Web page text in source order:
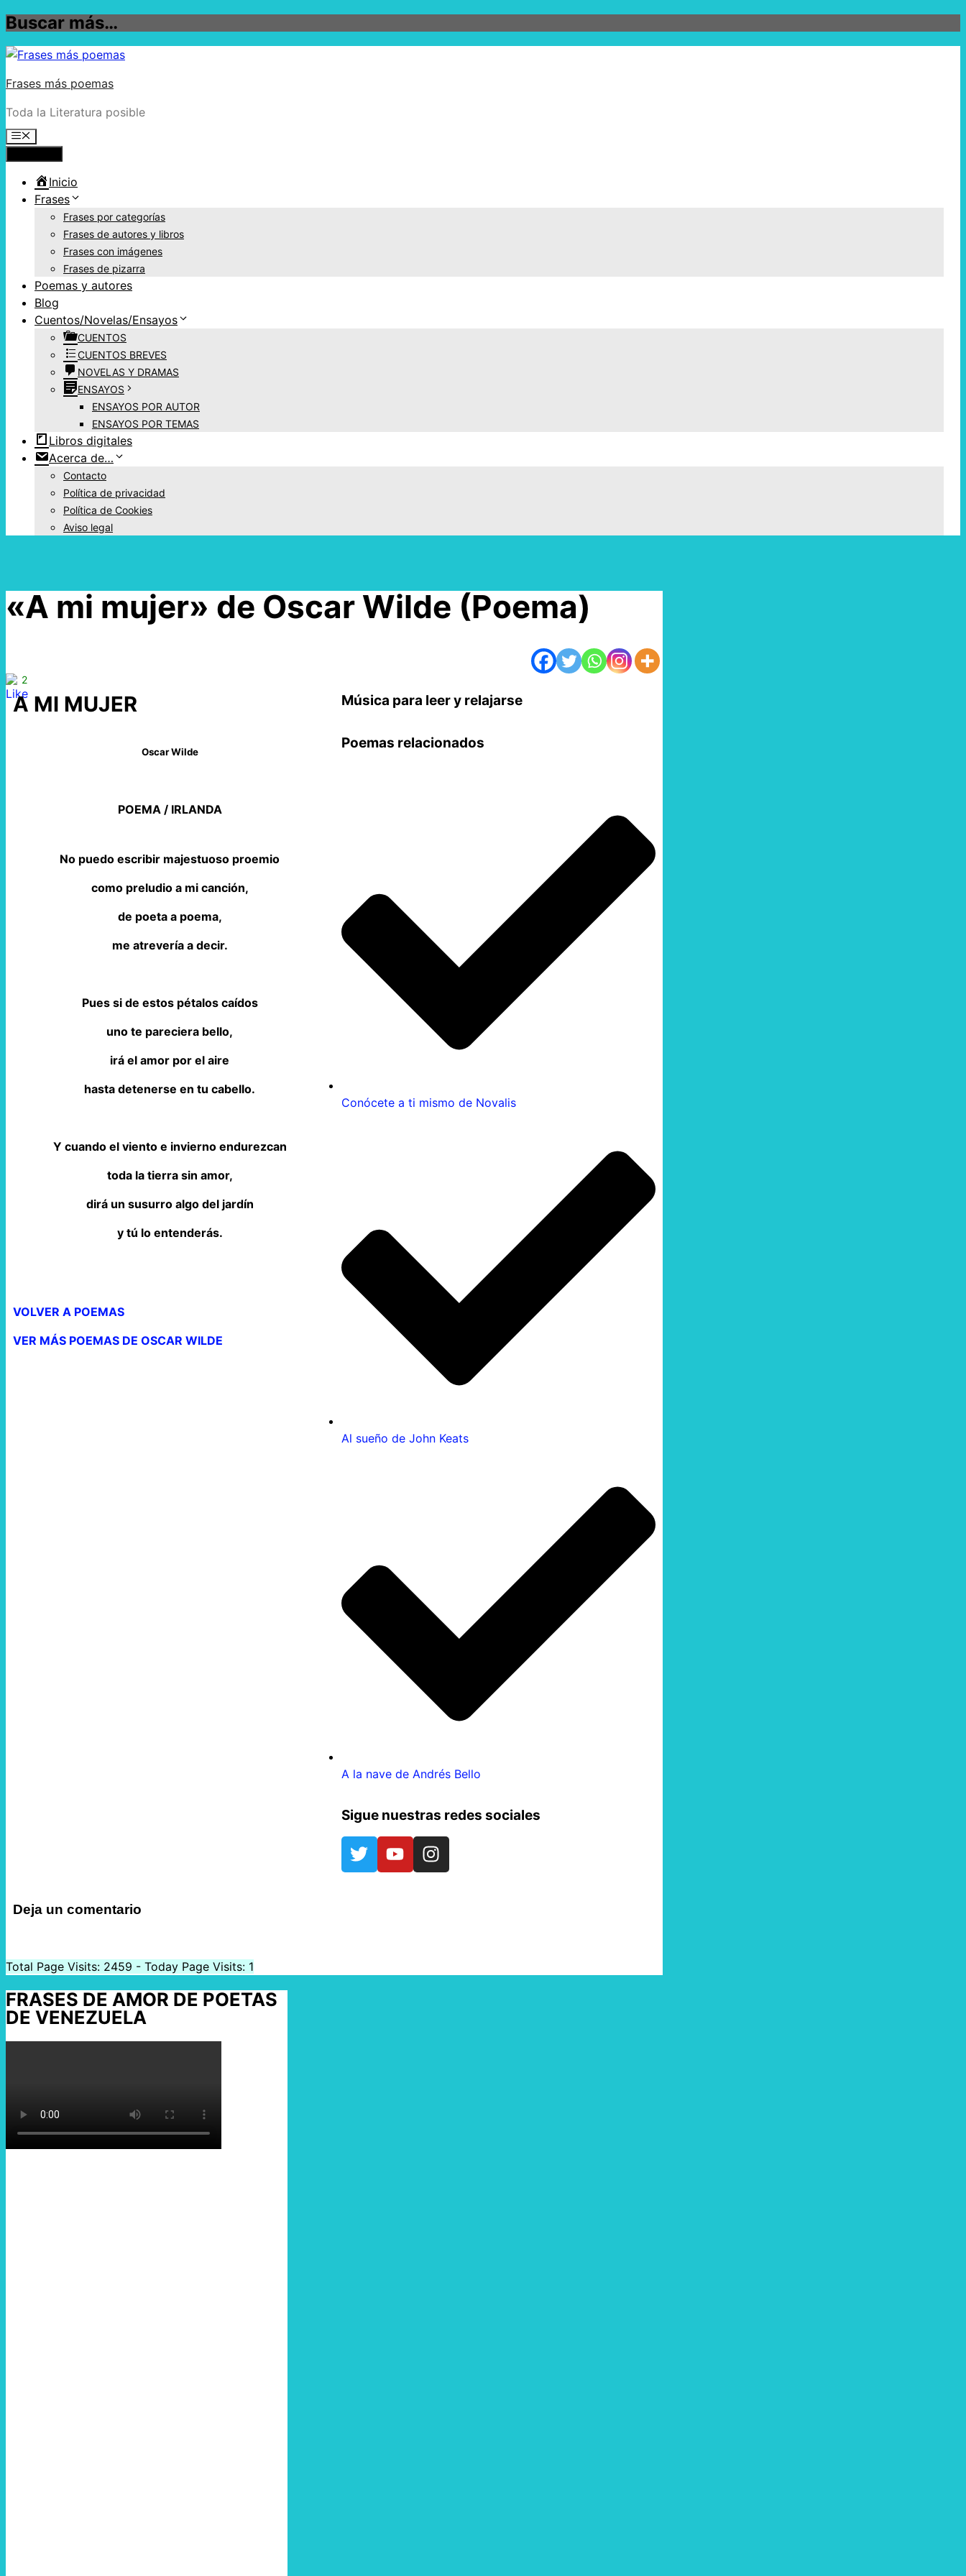
Buscar más…
Frases más poemas
Toda la Literatura posible
Inicio
Frases
Frases por categorías
Frases de autores y libros
Frases con imágenes
Frases de pizarra
Poemas y autores
Blog
Cuentos/Novelas/Ensayos
CUENTOS
CUENTOS BREVES
NOVELAS Y DRAMAS
ENSAYOS
ENSAYOS POR AUTOR
ENSAYOS POR TEMAS
Libros digitales
Acerca de…
Contacto
Política de privacidad
Política de Cookies
Aviso legal
«A mi mujer» de Oscar Wilde (Poema)
2
A MI MUJER
Oscar Wilde
POEMA / IRLANDA
No puedo escribir majestuoso proemio
como preludio a mi canción,
de poeta a poema,
me atrevería a decir.
Pues si de estos pétalos caídos
uno te pareciera bello,
irá el amor por el aire
hasta detenerse en tu cabello.
Y cuando el viento e invierno endurezcan
toda la tierra sin amor,
dirá un susurro algo del jardín
y tú lo entenderás.
VOLVER A POEMAS
VER MÁS POEMAS DE OSCAR WILDE
Música para leer y relajarse
Poemas relacionados
Conócete a ti mismo de Novalis
Al sueño de John Keats
A la nave de Andrés Bello
Sigue nuestras redes sociales
Deja un comentario
Total Page Visits: 2459 - Today Page Visits: 1
FRASES DE AMOR DE POETAS
DE VENEZUELA